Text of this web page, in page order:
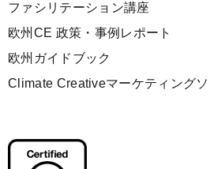
ファシリテーション講座
欧州CE 政策・事例レポート
欧州ガイドブック
Climate Creativeマーケティング